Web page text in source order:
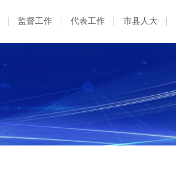
监督工作 代表工作 市县人大